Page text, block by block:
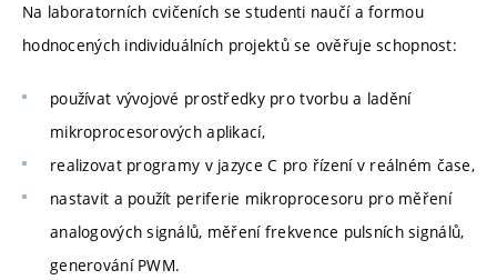
Na laboratorních cvičeních se studenti naučí a formou
hodnocených individuálních projektů se ověřuje schopnost:
používat vývojové prostředky pro tvorbu a ladění
mikroprocesorových aplikací,
realizovat programy v jazyce C pro řízení v reálném čase,
nastavit a použít periferie mikroprocesoru pro měření
analogových signálů, měření frekvence pulsních signálů,
generování PWM.